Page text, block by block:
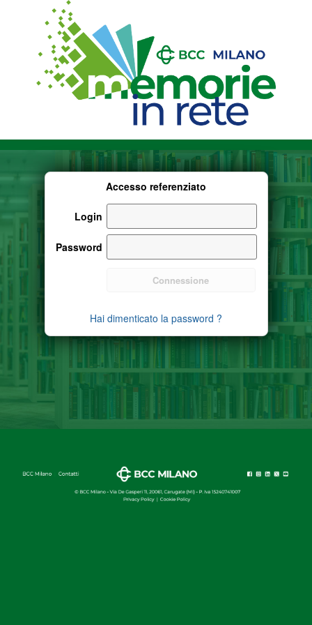
Accesso referenziato
Login
Password
Hai dimenticato la password ?